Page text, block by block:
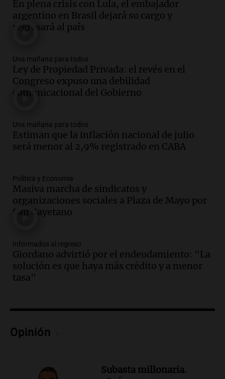
Audio.La historia de la servilleta que
firmó Jorge Messi para el primer
contrato de Leo con Barcelona
Audio.Joan Gaspart: "Sin Jorge, no sé si
Messi hubiera llegado adonde llegó"
Una mañana para todos
Audio.El orgullo y el sueño argentino de
Jorge Messi en una entrevista con Rony
Vargas en 2007
Audio.El abuelo de Agostina Vega, tras
las nuevas detenciones: "En esa casa
todos tenían algo que ver"
Audio.Una nutricionista derribó el mito
del desayuno ideal: qué alimentos
conviene priorizar
Audio.
Mateo, a los 25 años, lucha
En plena crisis con Lula, el embajador
argentino en Brasil dejará su cargo y
regresará al país
Una mañana para todos
Ley de Propiedad Privada: el revés en el
Congreso expuso una debilidad
comunicacional del Gobierno
Una mañana para todos
Estiman que la inflación nacional de julio
será menor al 2,9% registrado en CABA
Política y Economía
Masiva marcha de sindicatos y
organizaciones sociales a Plaza de Mayo por
San Cayetano
Informados al regreso
Giordano advirtió por el endeudamiento: "La
solución es que haya más crédito y a menor
tasa"
Opinión
Subasta millonaria.